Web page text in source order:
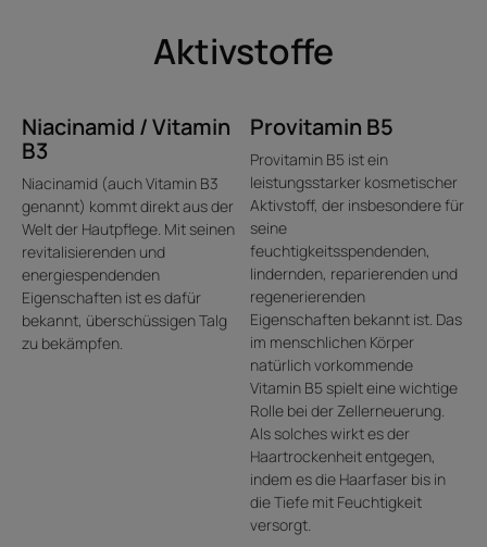
sowie Vitaminen und ätherischen Ölen, hilft es dem Haar,
• SINNLICHE FORMULIERUNG: Die transparente und
glänzende Gel-Textur mit wertvollen Biosphären aus
ätherischen Ölen umhüllt das Haar mit einem frischen und
belebenden Duft, der an Zitrusfrüchte und Thymian
erinnert.
Textur Recycling
Eine ikonische Textur mit Biosphären aus ätherischen Ölen, die
beim Emulgieren der Formel sanft aufplatzen und ihre
stimulierenden Eigenschaften freisetzen.
Aktivstoffe
Niacinamid / Vitamin
B3
Niacinamid (auch Vitamin B3
genannt) kommt direkt aus der
Welt der Hautpflege. Mit seinen
revitalisierenden und
energiespendenden
Eigenschaften ist es dafür
bekannt, überschüssigen Talg
zu bekämpfen.
Provitamin B5
Provitamin B5 ist ein
leistungsstarker kosmetischer
Aktivstoff, der insbesondere für
seine
feuchtigkeitsspendenden,
lindernden, reparierenden und
regenerierenden
Eigenschaften bekannt ist. Das
im menschlichen Körper
natürlich vorkommende
Vitamin B5 spielt eine wichtige
Rolle bei der Zellerneuerung.
Als solches wirkt es der
Haartrockenheit entgegen,
indem es die Haarfaser bis in
die Tiefe mit Feuchtigkeit
versorgt.